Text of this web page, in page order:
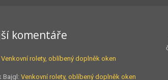
komentáře
Venkovní rolety, oblíbený doplněk oken
Bajgl: Venkovní rolety, oblíbený doplněk oken